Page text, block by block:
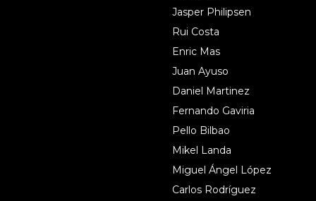
Jasper Philipsen
Rui Costa
Enric Mas
Juan Ayuso
Daniel Martinez
Fernando Gaviria
Pello Bilbao
Mikel Landa
Miguel Ángel López
Carlos Rodríguez